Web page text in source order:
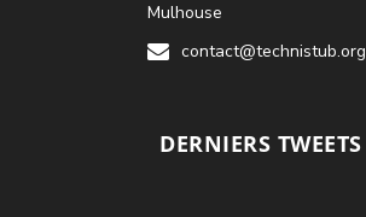
Mulhouse
contact@technistub.org
DERNIERS TWEETS